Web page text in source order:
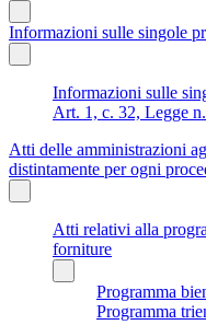
Informazioni sulle singole
Informazioni sulle
Art. 1, c. 32, Legge
Atti delle amministrazioni
distintamente per ogni
Atti relativi alla
forniture
Programma
Programma